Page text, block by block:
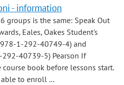
- information
groups is the same: Speak Out
Eales, Oakes Student's
1-292-40749-4) and
40739-5) Pearson If
book before lessons start.
to enroll ...